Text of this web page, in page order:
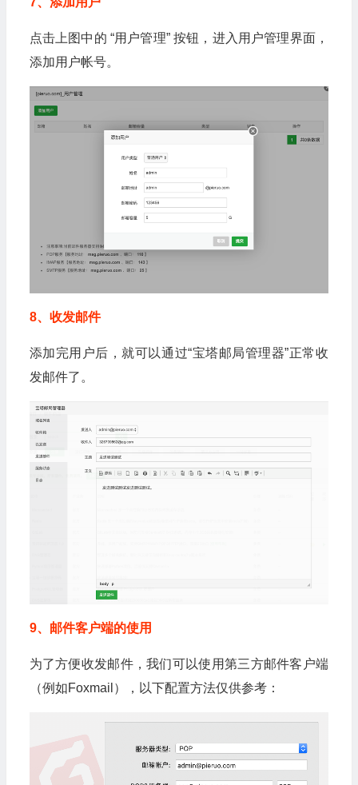
点击上图中的 “用户管理” 按钮，进入用户管理界面，
添加用户帐号。
8、收发邮件
添加完用户后，就可以通过“宝塔邮局管理器”正常收
发邮件了。
9、邮件客户端的使用
为了方便收发邮件，我们可以使用第三方邮件客户端
（例如Foxmail），以下配置方法仅供参考：